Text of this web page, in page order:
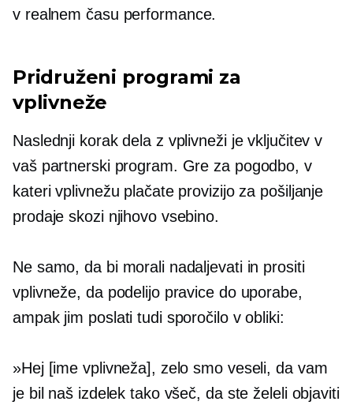
v realnem času performance.
Pridruženi programi za
vplivneže
Naslednji korak dela z vplivneži je vključitev v
vaš partnerski program. Gre za pogodbo, v
kateri vplivnežu plačate provizijo za pošiljanje
prodaje skozi njihovo vsebino.
Ne samo, da bi morali nadaljevati in prositi
vplivneže, da podelijo pravice do uporabe,
ampak jim poslati tudi sporočilo v obliki:
»Hej [ime vplivneža], zelo smo veseli, da vam
je bil naš izdelek tako všeč, da ste želeli objaviti